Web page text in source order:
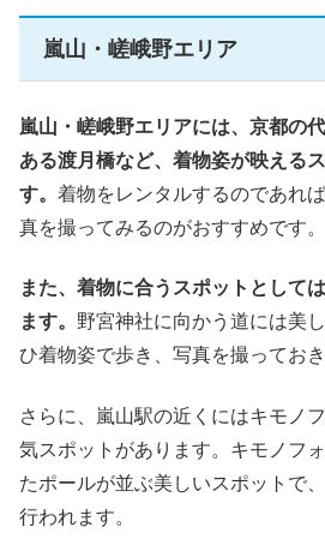
嵐山・嵯峨野エリア
嵐山・嵯峨野エリアには、京都の
ある渡月橋など、着物姿が映える
す。 着物をレンタルするのであれ
真を撮ってみるのがおすすめです。
また、着物に合うスポットとして
ます。 野宮神社に向かう道には美
ひ着物姿で歩き、写真を撮っておき
さらに、嵐山駅の近くにはキモノ
気スポットがあります。キモノフ
たポールが並ぶ美しいスポットで
行われます。